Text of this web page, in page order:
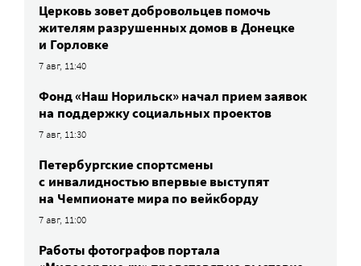
Церковь зовет добровольцев помочь
жителям разрушенных домов в Донецке
и Горловке
7 авг, 11:40
Фонд «Наш Норильск» начал прием заявок
на поддержку социальных проектов
7 авг, 11:30
Петербургские спортсмены
c инвалидностью впервые выступят
на Чемпионате мира по вейкборду
7 авг, 11:00
Работы фотографов портала